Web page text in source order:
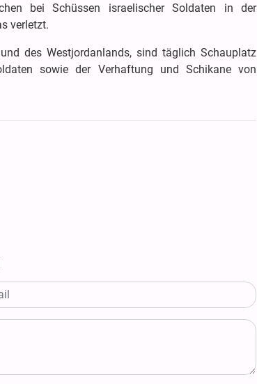
bei Schüssen israelischer Soldaten in der
verletzt.
des Westjordanlands, sind täglich Schauplatz
sowie der Verhaftung und Schikane von